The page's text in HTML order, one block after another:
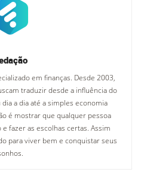
em finanças. Desde 2003,
traduzir desde a influência do
a dia até a simples economia
é mostrar que qualquer pessoa
fazer as escolhas certas. Assim
para viver bem e conquistar seus